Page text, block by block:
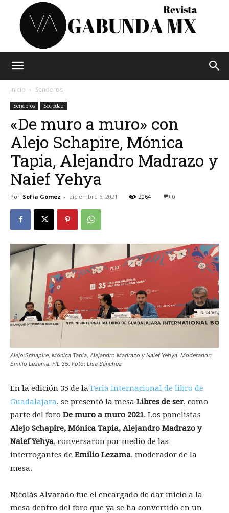
Mx
Inicio Senderos
Senderos Sociedad
«De muro a muro» con
Alejo Schapire, Mónica
Tapia, Alejandro Madrazo y
Naief Yehya
Por Sofía Gómez - diciembre 6, 2021 2064 0
Alejo Schapire, Mónica Tapia, Alejandro Madrazo y Naief Yehya. Moderador:
Emilio Lezama. FIL 35. Foto: Lisa Sánchez
En la edición 35 de la Feria Internacional de libro de
Guadalajara, se presentó la mesa Libres de ser, como
parte del foro De muro a muro 2021. Los panelistas
Alejo Schapire, Mónica Tapia, Alejandro Madrazo y
Naief Yehya, conversaron por medio de las
interrogantes de Emilio Lezama, moderador de la
mesa.
Nicolás Alvarado fue el encargado de dar inicio a la
mesa dentro del foro que ya se ha convertido en un